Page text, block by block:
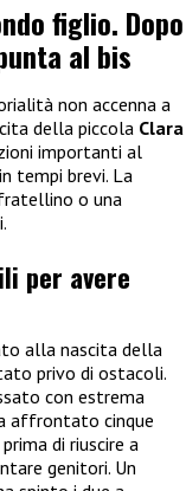
figlio. Dopo
al bis
non accenna a
della piccola Clara
importanti al
tempi brevi. La
o una
per avere
alla nascita della
privo di ostacoli.
con estrema
affrontato cinque
di riuscire a
genitori. Un